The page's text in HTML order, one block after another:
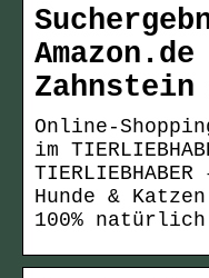
Zahnstein
Online-
im
Hunde &
100%